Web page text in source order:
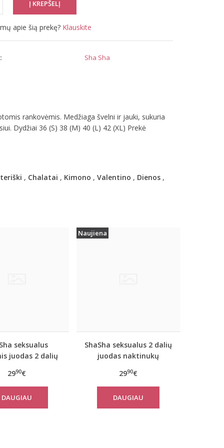
apie šią prekę? Klauskite
Sha Sha
rankovėmis. Medžiaga švelni ir jauki, sukuria
Dydžiai 36 (S) 38 (M) 40 (L) 42 (XL) Prekė
, Chalatai , Kimono , Valentino , Dienos,
seksualus
juodas 2 dalių
šortukais
2990€
DAUGIAU
Naujiena
ShaSha seksualus 2 dalių
juodas naktinukų
dekoruotais šortukais
SILENE SSНС014BL
2990€
DAUGIAU